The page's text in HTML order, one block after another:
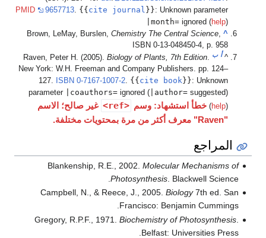
PMID
9657713. {{ cite journal}}:Unknown
|month=ignored (
Brown, LeMay, Burslen,Chemistry The Central Science
ISBN 0-13-048450-4, p.
Raven, Peter H. (2005).Biology of Plants, 7th Edition
New York: W.H. Freeman and Company Publishers. pp.
127.ISBN 0-7167-1007-2 . {{ cite book}}
parameter |coauthors=ignored ( |author=
خطأ استشهاد: وسم<ref>
غير صالح؛ الاسم
Blankenship, R.E., 2002. Molecular
Photosynthesis. Blackwell
Campbell, N., & Reece, J., 2005.Biology7th ed.
Francisco: Benjamin
Gregory, R.P.F., 1971.Biochemistry of
Belfast: Universities